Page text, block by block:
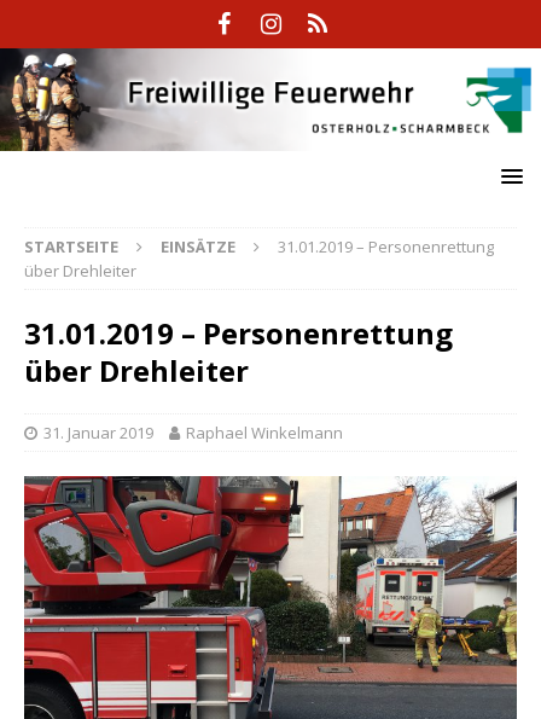
STARTSEITE EINSÄTZE
31.01.2019 – Personenrettung
über Drehleiter
31.01.2019 – Personenrettung
über Drehleiter
31. Januar 2019 Raphael Winkelmann